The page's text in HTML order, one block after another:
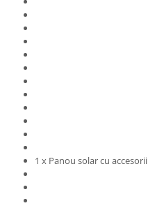
1 x Panou solar cu accesorii